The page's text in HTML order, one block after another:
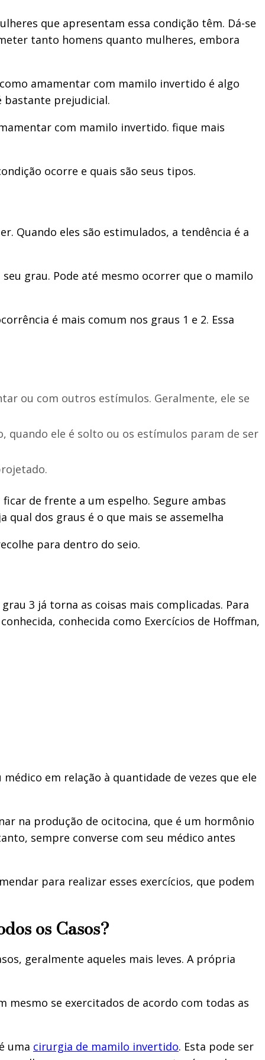
que apresentam essa condição têm. Dá-se
tanto homens quanto mulheres, embora
amamentar com mamilo invertido é algo
bastante prejudicial.
com mamilo invertido. fique mais
ocorre e quais são seus tipos.
Quando eles são estimulados, a tendência é a
grau. Pode até mesmo ocorrer que o mamilo
é mais comum nos graus 1 e 2. Essa
ou com outros estímulos. Geralmente, ele se
quando ele é solto ou os estímulos param de ser
de frente a um espelho. Segure ambas
qual dos graus é o que mais se assemelha
para dentro do seio.
3 já torna as coisas mais complicadas. Para
conhecida como Exercícios de Hoffman,
em relação à quantidade de vezes que ele
na produção de ocitocina, que é um hormônio
sempre converse com seu médico antes
para realizar esses exercícios, que podem
os Casos?
geralmente aqueles mais leves. A própria
se exercitados de acordo com todas as
uma cirurgia de mamilo invertido. Esta pode ser